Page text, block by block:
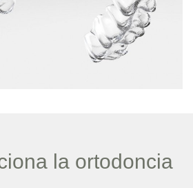
la ortodoncia